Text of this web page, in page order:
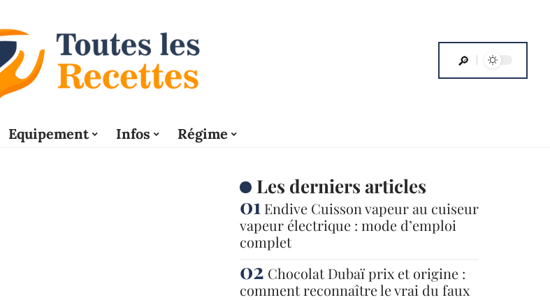
Equipement Infos Régime
Les derniers articles
Endive Cuisson vapeur au cuiseur
vapeur électrique : mode d’emploi
complet
Chocolat Dubaï prix et origine :
comment reconnaître le vrai du faux